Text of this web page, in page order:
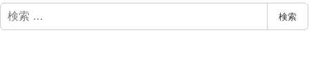
検
索
検索